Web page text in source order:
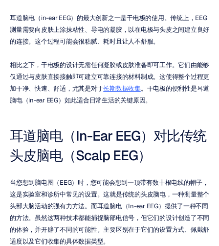
耳道脑电（in-ear EEG）的最大创新之一是干电极的使用。传统上，EEG
测量需要向皮肤上涂抹粘性、导电的凝胶，以在电极与头皮之间建立良好
的连接。这个过程可能会很粘腻、耗时且让人不舒服。
相比之下，干电极的设计无需任何凝胶或皮肤准备即可工作。它们由能够
仅通过与皮肤直接接触即可建立可靠连接的材料制成。这使得整个过程更
加干净、快速、舒适，尤其是对于长期数据收集。干电极的便利性是耳道
脑电（in-ear EEG）如此适合日常生活的关键原因。
耳道脑电（In-Ear EEG）对比传统
头皮脑电（Scalp EEG）
当您想到脑电图（EEG）时，您可能会想到一顶带有数十根电线的帽子，
这是实验室和诊所中常见的设置。这就是传统的头皮脑电，一种测量整个
头部大脑活动的强有力方法。而耳道脑电（In-ear EEG）提供了一种不同
的方法。虽然这两种技术都能捕捉脑部电信号，但它们的设计创造了不同
的体验，并开辟了不同的可能性。主要区别在于它们的设置方式、佩戴舒
适度以及它们收集的具体数据类型。